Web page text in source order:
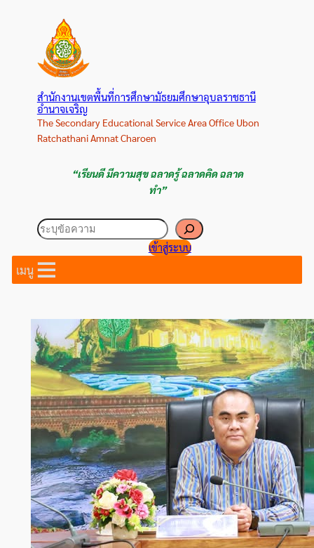
สำนักงานเขตพื้นที่การศึกษามัธยมศึกษาอุบลราชธานี
อำนาจเจริญ
The Secondary Educational Service Area Office Ubon
Ratchathani Amnat Charoen
“เรียนดี มีความสุข ฉลาดรู้ ฉลาดคิด ฉลาด
ทำ”
ค้นหา
เข้าสู่ระบบ
เมนู